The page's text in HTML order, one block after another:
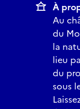
À
Au
du
la
lieu
du
sous